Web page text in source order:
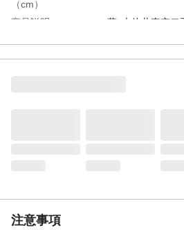
（cm）
商品説明
蓋･本体共真空二
材質・素材
内びん/ｽﾃﾝﾚｽ鋼､
重量
768g
保冷効力
注意事項